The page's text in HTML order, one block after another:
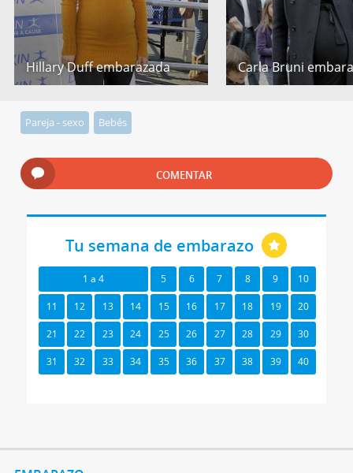
Hillary Duff embarazada Carla Bruni
Pareja - sexo Bebés
COMENTAR
Tu semana de embarazo
1 a 4 5 6 7 8 9 10
11 12 13 14 15 16 17 18 19 20
21 22 23 24 25 26 27 28 29 30
31 32 33 34 35 36 37 38 39 40